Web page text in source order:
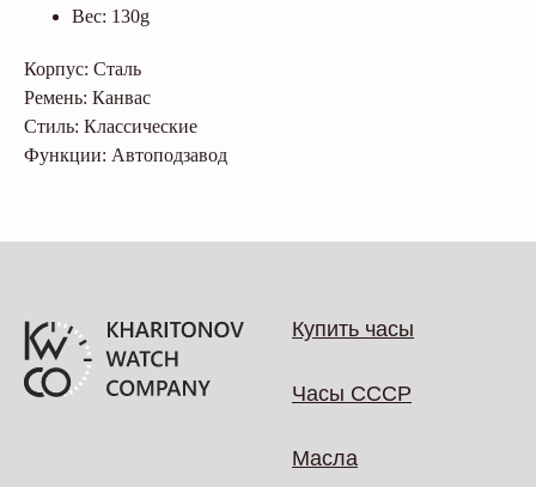
Вес: 130g
Корпус: Сталь
Ремень: Канвас
Стиль: Классические
Функции: Автоподзавод
Купить часы
Часы СССР
Масла